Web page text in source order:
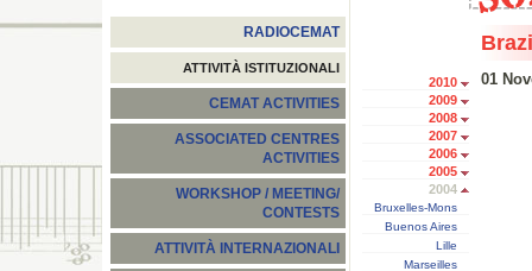
RADIOCEMAT
ATTIVITÀ ISTITUZIONALI
CEMAT ACTIVITIES
ASSOCIATED CENTRES
ACTIVITIES
WORKSHOP / MEETING/
CONTESTS
ATTIVITÀ INTERNAZIONALI
2010
2009
2008
2007
2006
2005
2004
Bruxelles-Mons
Buenos Aires
Lille
Marseilles
01